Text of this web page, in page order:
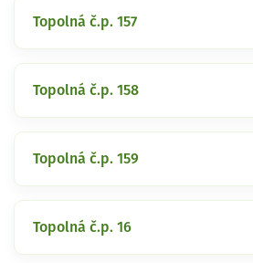
Topolná č.p. 157
Topolná č.p. 158
Topolná č.p. 159
Topolná č.p. 16